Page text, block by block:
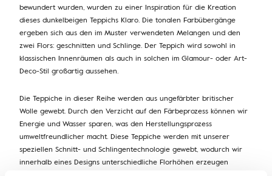
bewundert wurden, wurden zu einer Inspiration für die Kreation
dieses dunkelbeigen Teppichs Klaro. Die tonalen Farbübergänge
ergeben sich aus den im Muster verwendeten Melangen und den
zwei Flors: geschnitten und Schlinge. Der Teppich wird sowohl in
klassischen Innenräumen als auch in solchen im Glamour- oder Art-
Deco-Stil großartig aussehen.
Die Teppiche in dieser Reihe werden aus ungefärbter britischer
Wolle gewebt. Durch den Verzicht auf den Färbeprozess können wir
Energie und Wasser sparen, was den Herstellungsprozess
umweltfreundlicher macht. Diese Teppiche werden mit unserer
speziellen Schnitt- und Schlingentechnologie gewebt, wodurch wir
innerhalb eines Designs unterschiedliche Florhöhen erzeugen